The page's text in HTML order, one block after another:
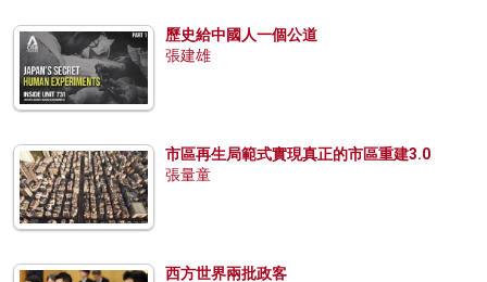
歷史給中國人一個公道
張建雄
市區再生局範式實現真正的市區重建3.0
張量童
西方世界兩批政客